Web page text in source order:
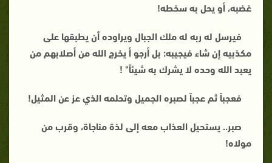
غضبه، أو يحل به سخطه!
فيرسل له ربه له ملك الجبال ويراوده أن يطبقها على
مكذبيه إن شاء فيجيبه: بل أرجو أ يخرج الله من أصلابهم من
يعبد الله وحده لا يشرك به شيئاً" !
فعجباً ثم عجباً لصبره الجميل وتحلمه الذي عز عن المثيل!
صبر.. يستحيل العذاب معه إلى لذة مناجاة، وقرب من
مولاه!